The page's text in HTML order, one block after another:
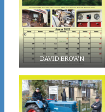
DAVID BROWN